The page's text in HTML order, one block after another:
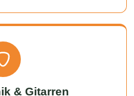
& Gitarren